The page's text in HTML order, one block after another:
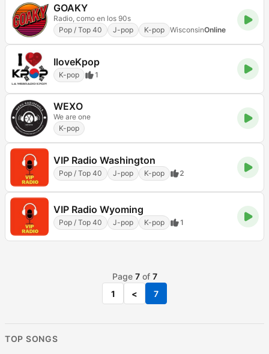
GOAKY
Radio, como en los 90s
Pop / Top 40
J-pop K-pop WisconsinOnline
IloveKpop
K-pop 1
WEXO
We are one
K-pop
VIP Radio Washington
Pop / Top 40 J-pop K-pop 2
VIP Radio Wyoming
Pop / Top 40 J-pop K-pop 1
Page 7of 7
1
< 7
TOP SONGS